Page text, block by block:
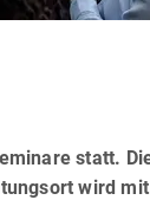
statt.
wird